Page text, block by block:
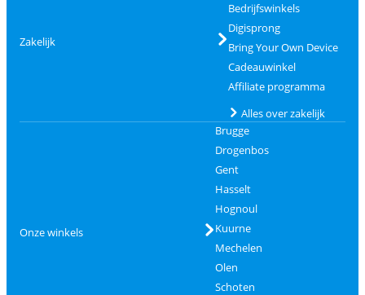
Zakelijk
Bedrijfswinkels
Digisprong
Bring Your Own Device
Cadeauwinkel
Affiliate programma
Alles over zakelijk
Onze winkels
Brugge
Drogenbos
Gent
Hasselt
Hognoul
Kuurne
Mechelen
Olen
Schoten